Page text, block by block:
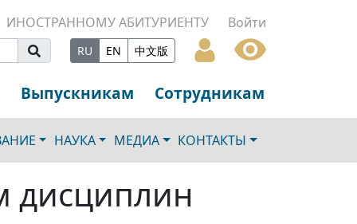
ИНОСТРАННОМУ АБИТУРИЕНТУ Войти
RU EN 中文版
Выпускникам Сотрудникам
НАУКА МЕДИА КОНТАКТЫ
дисциплин